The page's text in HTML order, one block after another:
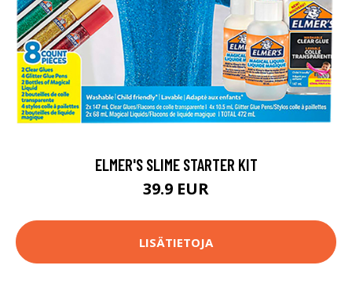
ELMER'S SLIME STARTER KIT
39.9 EUR
LISÄTIETOJA